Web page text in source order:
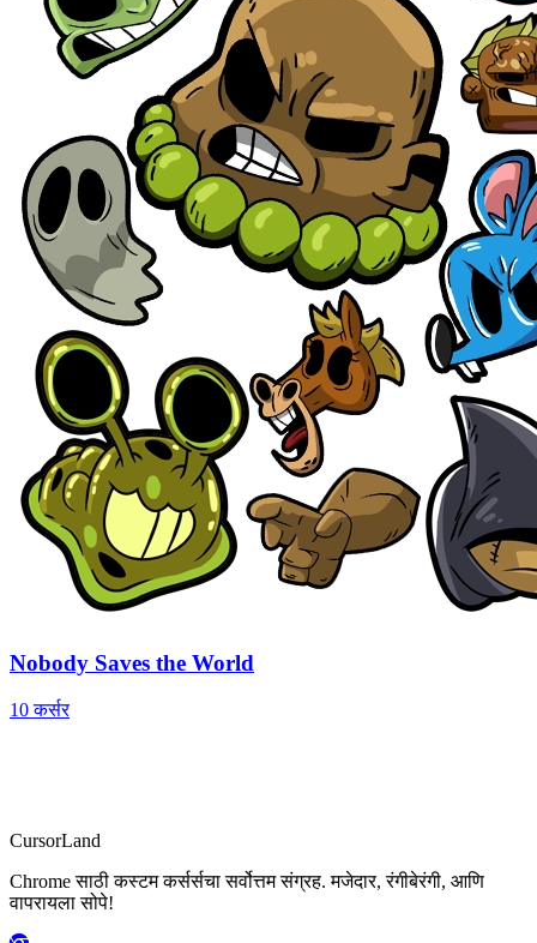
Nobody Saves the World
10 कर्सर
CursorLand
Chrome साठी कस्टम कर्सर्सचा सर्वोत्तम संग्रह. मजेदार, रंगीबेरंगी, आणि
वापरायला सोपे!